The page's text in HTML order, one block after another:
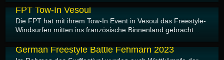
FPT Tow-In Vesoul
Die FPT hat mit ihrem Tow-In Event in Vesoul das Freestyle-
Windsurfen mitten ins französische Binnenland gebracht...
German Freestyle Battle Fehmarn 2023